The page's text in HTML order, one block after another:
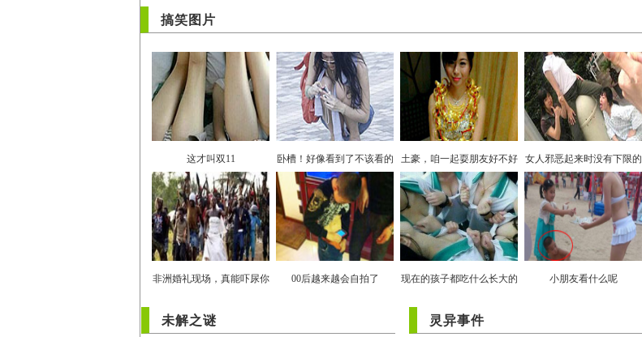
搞笑图片
这才叫双11 卧槽！好像看到了不该看的 土豪，咱一起耍朋友好不好 女人邪恶起来时没有下限的
非洲婚礼现场，真能吓尿你 00后越来越会自拍了 现在的孩子都吃什么长大的 小朋友看什么呢
未解之谜 灵异事件